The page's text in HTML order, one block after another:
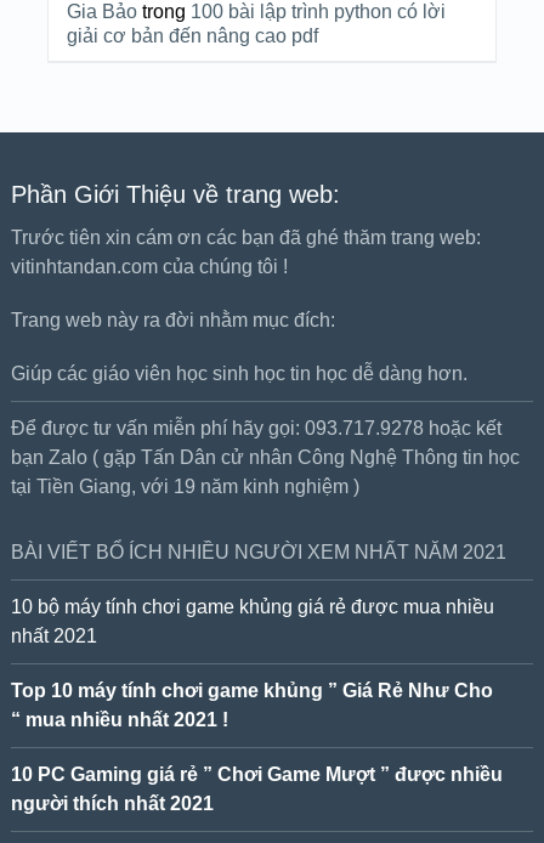
Gia Bảotrong 100 bài lập trình python có lời
giải cơ bản đến nâng cao pdf
Phần Giới Thiệu về trang web:
Trước tiên xin cám ơn các bạn đã ghé thăm trang web:
vitinhtandan.com của chúng tôi !
Trang web này ra đời nhằm mục đích:
Giúp các giáo viên học sinh học tin học dễ dàng hơn.
Để được tư vấn miễn phí hãy gọi: 093.717.9278 hoặc kết
bạn Zalo ( gặp Tấn Dân cử nhân Công Nghệ Thông tin học
tại Tiền Giang, với 19 năm kinh nghiệm )
BÀI VIẾT BỔ ÍCH NHIỀU NGƯỜI XEM NHẤT NĂM 2021
10 bộ máy tính chơi game khủng giá rẻ được mua nhiều
nhất 2021
Top 10 máy tính chơi game khủng ” Giá Rẻ Như Cho
“ mua nhiều nhất 2021 !
10 PC Gaming giá rẻ ” Chơi Game Mượt ” được nhiều
người thích nhất 2021